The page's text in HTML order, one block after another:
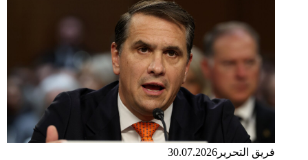
فريق التحرير 30.07.2026